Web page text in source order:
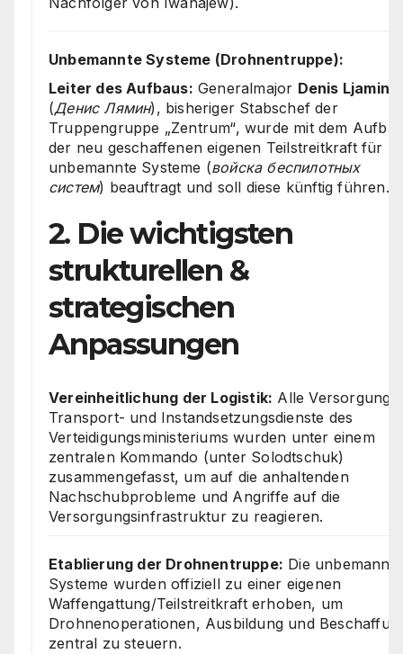
Unbemannte Systeme (Drohnentruppe):
Leiter des Aufbaus: Generalmajor Denis Ljamin
(Денис Лямин), bisheriger Stabschef der
Truppengruppe „Zentrum“, wurde mit dem
der neu geschaffenen eigenen Teilstreitkraft für
unbemannte Systeme (войска беспилотных
систем) beauftragt und soll diese künftig führen.
2. Die wichtigsten
strukturellen &
strategischen
Anpassungen
Vereinheitlichung der Logistik: Alle
Transport- und Instandsetzungsdienste des
Verteidigungsministeriums wurden unter einem
zentralen Kommando (unter Solodtschuk)
zusammengefasst, um auf die anhaltenden
Nachschubprobleme und Angriffe auf die
Versorgungsinfrastruktur zu reagieren.
Etablierung der Drohnentruppe: Die
Systeme wurden offiziell zu einer eigenen
Waffengattung/Teilstreitkraft erhoben, um
Drohnenoperationen, Ausbildung und
zentral zu steuern.